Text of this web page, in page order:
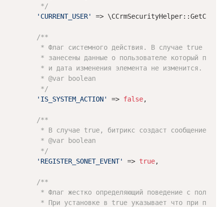
         */
'CURRENT_USER'
=>
/**
* Флаг системного действия. В случае true у
* занесены данные о пользователе который
         * и дата изменения элемента не изменится.
         *
@var boolean
         */
'IS_SYSTEM_ACTION'
=> false,
/**
* В случае true, битрикс создаст сообщение в
         *
@var boolean
         */
'REGISTER_SONET_EVENT'
=> true,
/**
* Флаг жестко определяющий поведение с полем
* При установке в true указывает что при